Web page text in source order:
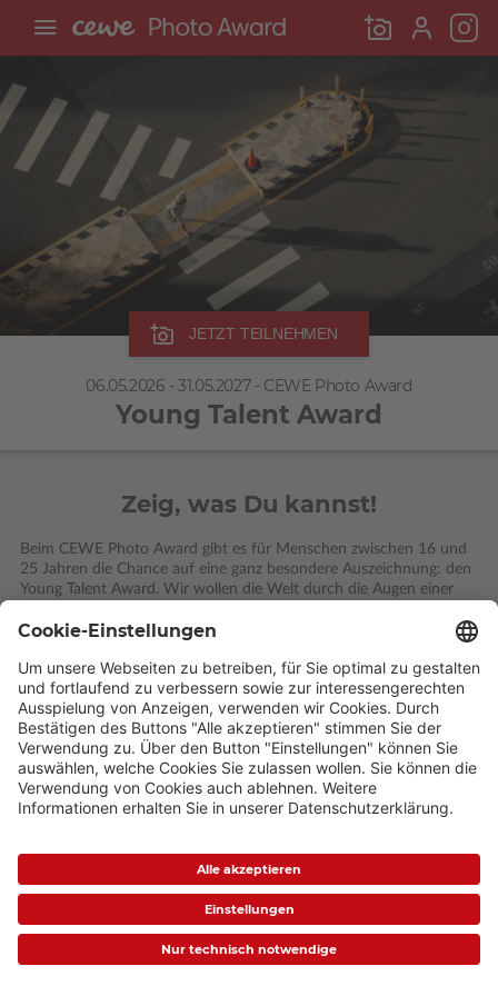
06.05.2026 - 31.05.2027 - CEWE Photo Award
Young Talent Award
JETZT TEILNEHMEN
Zeig, was Du kannst!
Beim CEWE Photo Award gibt es für Menschen zwischen 16 und
25 Jahren die Chance auf eine ganz besondere Auszeichnung: den
Young Talent Award. Wir wollen die Welt durch die Augen einer
die Schönheit unseres Planeten.
Du willst beim größten Fotowettbewerb der Welt dabei sein? Und
hast Lust in die Fotografie einzutauchen? Dann mach mit!
So einfach geht's: